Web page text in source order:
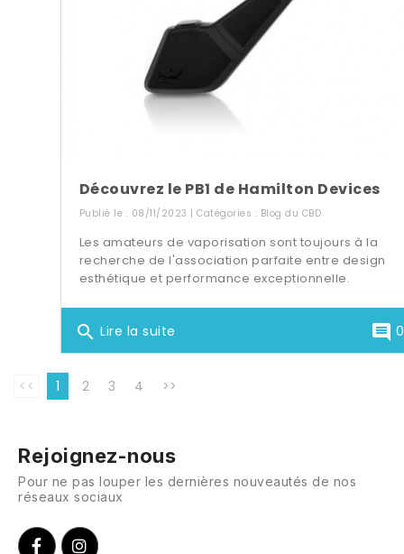
Découvrez le PB1 de Hamilton Devices
Publié le : 08/11/2023 | Catégories : Blog du CBD
Les amateurs de vaporisation sont toujours à la
recherche de l'association parfaite entre design
esthétique et performance exceptionnelle.
search Lire la suite comment 0
<< 1 2 3 4 >>
Rejoignez-nous
Pour ne pas louper les dernières nouveautés de nos
réseaux sociaux